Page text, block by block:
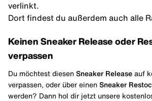
verlinkt.
Dort findest du außerdem auch alle
Keinen Sneaker Release oder
verpassen
Du möchtest diesen Sneaker Release auf
verpassen, oder über einen Sneaker
werden? Dann hol dir jetzt unsere